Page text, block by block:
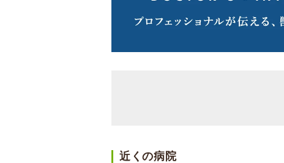
近くの病院